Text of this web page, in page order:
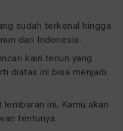
sudah terkenal hingga
dari Indonesia.
kain tenun yang
diatas ini bisa menjadi
ini, Kamu akan
tentunya.